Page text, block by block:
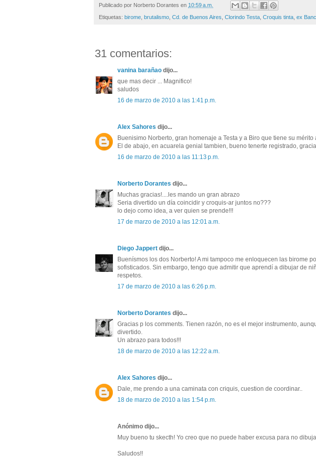
Publicado por Norberto Dorantes en 10:59 a.m.
Etiquetas: birome, brutalismo, Cd. de Buenos Aires, Clorindo Testa, Croquis tinta, ex
31 comentarios:
vanina barañao dijo...
que mas decir ... Magnifico!
saludos
16 de marzo de 2010 a las 1:41 p.m.
Alex Sahores dijo...
Buenisimo Norberto, gran homenaje a Testa y a Biro que tiene su
El de abajo, en acuarela genial tambien, bueno tenerte registrado,
16 de marzo de 2010 a las 11:13 p.m.
Norberto Dorantes dijo...
Muchas gracias!....les mando un gran abrazo
Seria divertido un día coincidir y croquis-ar juntos no???
lo dejo como idea, a ver quien se prende!!!
17 de marzo de 2010 a las 12:01 a.m.
Diego Jappert dijo...
Buenísmos los dos Norberto! A mi tampoco me enloquecen las birome
sofisticados. Sin embargo, tengo que admitir que aprendí a dibujar de
respetos.
17 de marzo de 2010 a las 6:26 p.m.
Norberto Dorantes dijo...
Gracias p los comments. Tienen razón, no es el mejor instrumento,
divertido.
Un abrazo para todos!!!
18 de marzo de 2010 a las 12:22 a.m.
Alex Sahores dijo...
Dale, me prendo a una caminata con criquis, cuestion de coordinar..
18 de marzo de 2010 a las 1:54 p.m.
Anónimo dijo...
Muy bueno tu skecth! Yo creo que no puede haber excusa para no
Saludos!!